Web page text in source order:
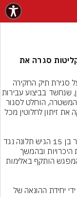
סגרה את
הפרשה החלה בחודש מרץ האחרון, לאחר שנער בן 15 הגיש תלונה נגד
נפגשו במרכז הארץ. לטענת המתלונן, במהלך המפגש הותקף באלימות